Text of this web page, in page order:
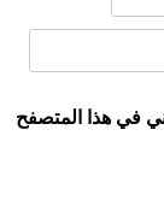
في هذا المتصفح